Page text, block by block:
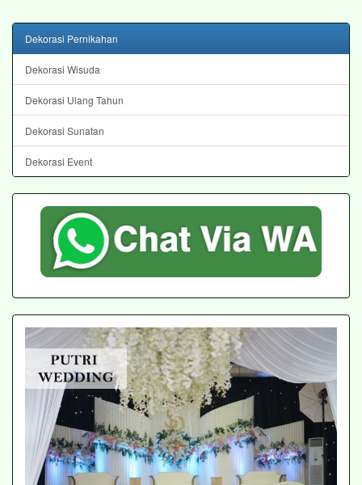
Dekorasi Pernikahan
Dekorasi Wisuda
Dekorasi Ulang Tahun
Dekorasi Sunatan
Dekorasi Event